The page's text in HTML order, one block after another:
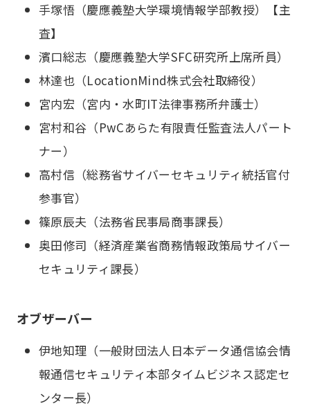
手塚悟（慶應義塾大学環境情報学部教授）【主
査】
濱口総志（慶應義塾大学SFC研究所上席所員）
林達也（LocationMind株式会社取締役）
宮内宏（宮内・水町IT法律事務所弁護士）
宮村和谷（PwCあらた有限責任監査法人パート
ナー）
高村信（総務省サイバーセキュリティ統括官付
参事官）
篠原辰夫（法務省民事局商事課長）
奥田修司（経済産業省商務情報政策局サイバー
セキュリティ課長）
オブザーバー
伊地知理（一般財団法人日本データ通信協会情
報通信セキュリティ本部タイムビジネス認定セ
ンター長）